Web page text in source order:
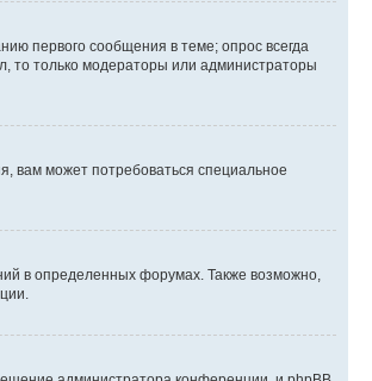
первого сообщения в теме; опрос всегда
то только модераторы или администраторы
вам может потребоваться специальное
в определенных форумах. Также возможно,